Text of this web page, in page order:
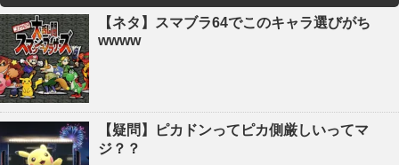
【ネタ】スマブラ64でこのキャラ選びがち
wwww
【疑問】ピカドンってピカ側厳しいってマ
ジ？？